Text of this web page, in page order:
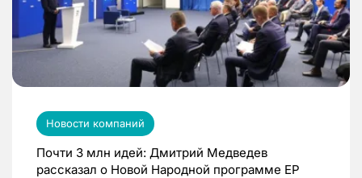
Новости компаний
Почти 3 млн идей: Дмитрий Медведев
рассказал о Новой Народной программе ЕР